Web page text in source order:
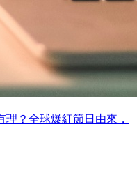
？全球爆紅節日由來，